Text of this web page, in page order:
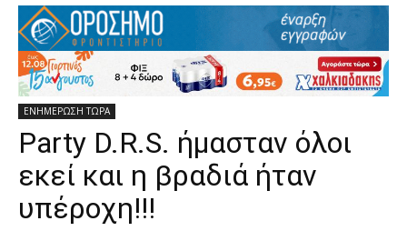
ΕΝΗΜΕΡΩΣΗ ΤΩΡΑ
Party D.R.S. ήμασταν όλοι
εκεί και η βραδιά ήταν
υπέροχη!!!